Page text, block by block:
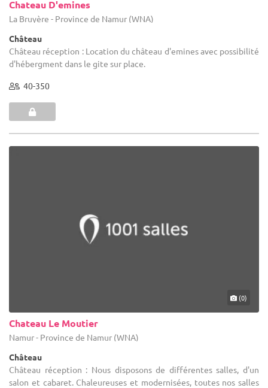
Chateau D'emines
La Bruyère - Province de Namur (WNA)
Château
Château réception : Location du château d'emines avec possibilité
d'hébergment dans le gite sur place.
40-350
(0)
Chateau Le Moutier
Namur - Province de Namur (WNA)
Château
Château réception : Nous disposons de différentes salles, d'un
salon et cabaret. Chaleureuses et modernisées, toutes nos salles